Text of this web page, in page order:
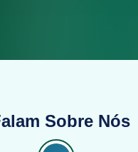
Sobre Nós